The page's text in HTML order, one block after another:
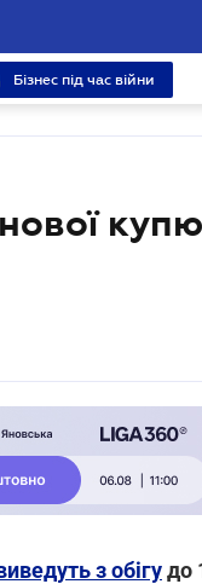
Бізнес під час війни
з обігудо